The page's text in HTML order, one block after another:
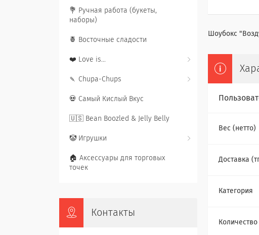
Шоубокс
Вес (нетто)
Доставка
Категория
💐 Ручная работа (букеты,
наборы)
🍍 Восточные сладости
❤️ Love is...
🍡 Chupa-Chups
💀 Самый Кислый Вкус
🇺🇸 Bean Boozled & Jelly Belly
🤡 Игрушки
🏠 Аксессуары для торговых
точек
Контакты